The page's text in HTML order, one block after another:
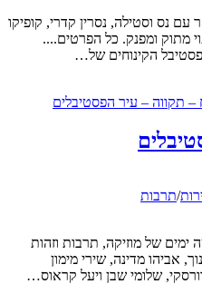
נס וסטילה, נסרין קדרי, קופיקו
מתוק ומפנק. כל הפרטים....
הקינוחים של…
/תרבות
של מוזיקה, תרבות וזהות
45, שלום חנוך, אביהו מדינה, שירי מימון
שלומי שבן ויעל קראוס…